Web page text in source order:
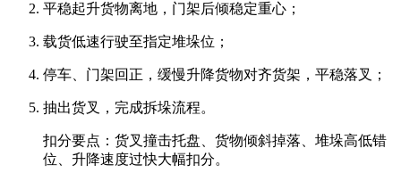
平稳起升货物离地，门架后倾稳定重心；
载货低速行驶至指定堆垛位；
停车、门架回正，缓慢升降货物对齐货架，平稳落叉；
抽出货叉，完成拆垛流程。
扣分要点：货叉撞击托盘、货物倾斜掉落、堆垛高低错
位、升降速度过快大幅扣分。